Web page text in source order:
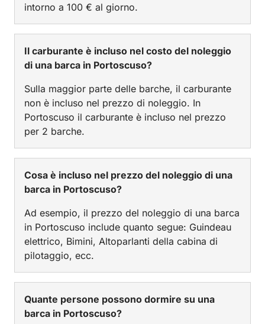
intorno a 100 € al giorno.
Il carburante è incluso nel costo del noleggio
di una barca in Portoscuso?
Sulla maggior parte delle barche, il carburante
non è incluso nel prezzo di noleggio. In
Portoscuso il carburante è incluso nel prezzo
per 2 barche.
Cosa è incluso nel prezzo del noleggio di una
barca in Portoscuso?
Ad esempio, il prezzo del noleggio di una barca
in Portoscuso include quanto segue: Guindeau
elettrico, Bimini, Altoparlanti della cabina di
pilotaggio, ecc.
Quante persone possono dormire su una
barca in Portoscuso?